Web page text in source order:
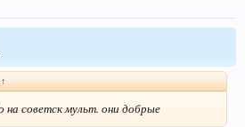
↑
советск мульт. они добрые